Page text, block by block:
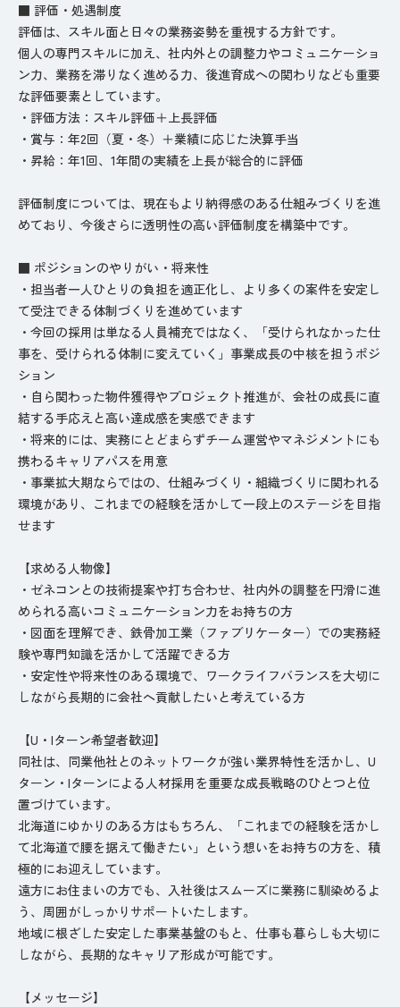
■ 評価・処遇制度
評価は、スキル面と日々の業務姿勢を重視する方針です。
個人の専門スキルに加え、社内外との調整力やコミュニケーショ
ン力、業務を滞りなく進める力、後進育成への関わりなども重要
な評価要素としています。
・評価方法：スキル評価＋上長評価
・賞与：年2回（夏・冬）＋業績に応じた決算手当
・昇給：年1回、1年間の実績を上長が総合的に評価
評価制度については、現在もより納得感のある仕組みづくりを進
めており、今後さらに透明性の高い評価制度を構築中です。
■ ポジションのやりがい・将来性
・担当者一人ひとりの負担を適正化し、より多くの案件を安定し
て受注できる体制づくりを進めています
・今回の採用は単なる人員補充ではなく、「受けられなかった仕
事を、受けられる体制に変えていく」事業成長の中核を担うポジ
ション
・自ら関わった物件獲得やプロジェクト推進が、会社の成長に直
結する手応えと高い達成感を実感できます
・将来的には、実務にとどまらずチーム運営やマネジメントにも
携わるキャリアパスを用意
・事業拡大期ならではの、仕組みづくり・組織づくりに関われる
環境があり、これまでの経験を活かして一段上のステージを目指
せます
【求める人物像】
・ゼネコンとの技術提案や打ち合わせ、社内外の調整を円滑に進
められる高いコミュニケーション力をお持ちの方
・図面を理解でき、鉄骨加工業（ファブリケーター）での実務経
験や専門知識を活かして活躍できる方
・安定性や将来性のある環境で、ワークライフバランスを大切に
しながら長期的に会社へ貢献したいと考えている方
【U・Iターン希望者歓迎】
同社は、同業他社とのネットワークが強い業界特性を活かし、U
ターン・Iターンによる人材採用を重要な成長戦略のひとつと位
置づけています。
北海道にゆかりのある方はもちろん、「これまでの経験を活かし
て北海道で腰を据えて働きたい」という想いをお持ちの方を、積
極的にお迎えしています。
遠方にお住まいの方でも、入社後はスムーズに業務に馴染めるよ
う、周囲がしっかりサポートいたします。
地域に根ざした安定した事業基盤のもと、仕事も暮らしも大切に
しながら、長期的なキャリア形成が可能です。
【メッセージ】